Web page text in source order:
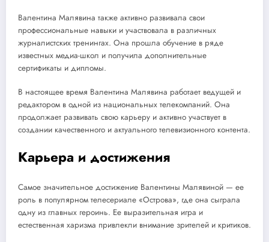
Валентина Малявина также активно развивала свои
профессиональные навыки и участвовала в различных
журналистских тренингах. Она прошла обучение в ряде
известных медиа-школ и получила дополнительные
сертификаты и дипломы.
В настоящее время Валентина Малявина работает ведущей и
редактором в одной из национальных телекомпаний. Она
продолжает развивать свою карьеру и активно участвует в
создании качественного и актуального телевизионного контента.
Карьера и достижения
Самое значительное достижение Валентины Малявиной — ее
роль в популярном телесериале «Острова», где она сыграла
одну из главных героинь. Ее выразительная игра и
естественная харизма привлекли внимание зрителей и критиков.